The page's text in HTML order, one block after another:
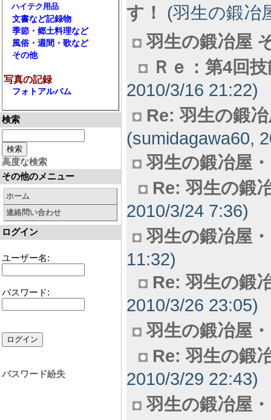
ハイテク用品
文書など記録物
季節・郷土料理など
風俗・週間・歌など
その他
写真の記録
フォトアルバム
検索
高度な検索
その他のメニュー
ホーム
連絡問い合わせ
ログイン
ユーザー名:
パスワード:
パスワード紛失
す！
(羽生の鍛冶
羽生の鍛冶屋
Ｒｅ：第4回
2010/3/16 21:22)
Re: 羽生の鍛
(sumidagawa60,
羽生の鍛冶屋
Re: 羽生の鍛
2010/3/24 7:36)
羽生の鍛冶屋
11:32)
Re: 羽生の鍛
2010/3/26 23:05)
羽生の鍛冶屋
Re: 羽生の鍛
2010/3/29 22:43)
羽生の鍛冶屋